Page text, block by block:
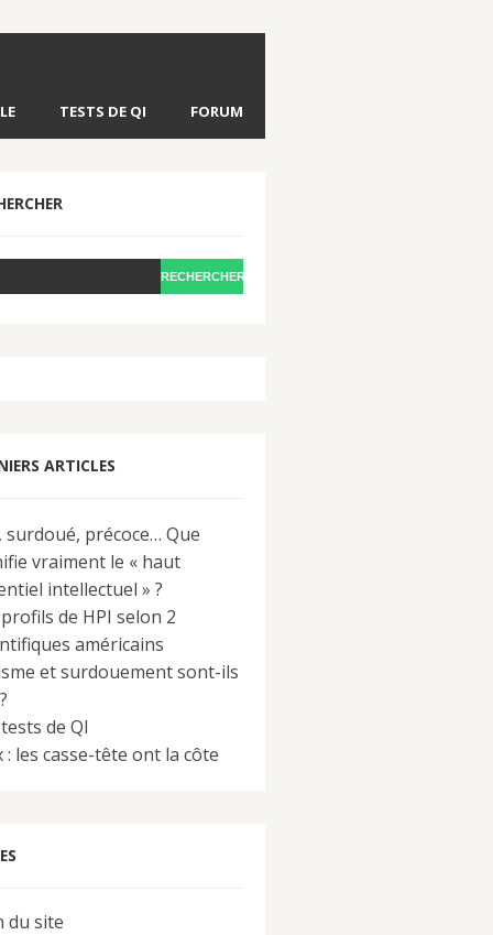
TESTS DE QI FORUM
ARTICLES
surdoué, précoce… Que
vraiment le « haut
intellectuel » ?
de HPI selon 2
américains
et surdouement sont-ils
de QI
: les casse-tête ont la côte
du site